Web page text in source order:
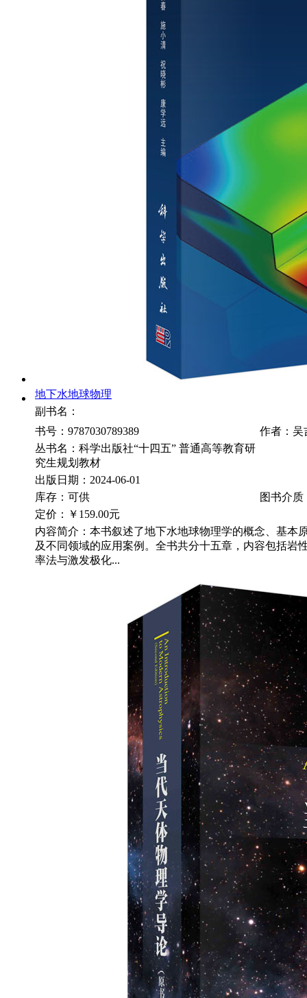
地下水地球物理
副书名：
书号：9787030789389
作者：吴
丛书名：科学出版社“十四五” 普通高等教育研
究生规划教材
出版日期：2024-06-01
库存：可供
图书介质
定价：
￥159.00元
内容简介：本书叙述了地下水地球物理学的概念、基本
及不同领域的应用案例。全书共分十五章，内容包括岩
率法与激发极化...